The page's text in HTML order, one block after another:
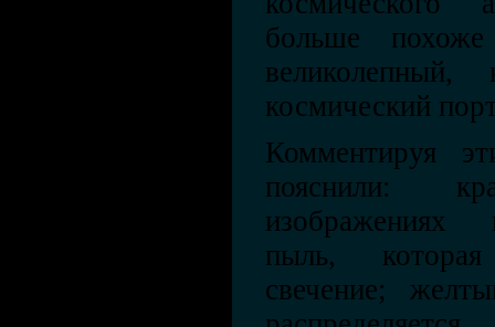
больше
космический
Комментируя
пояснили:
изображениях
пыль,
свечение;